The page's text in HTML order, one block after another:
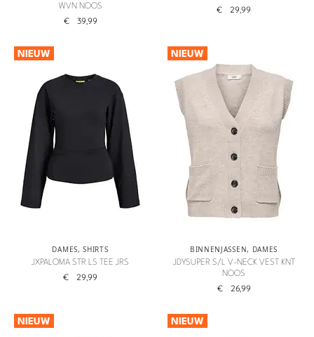
WVN NOOS
€ 39,99
€ 29,99
NIEUW
DAMES,SHIRTS
JXPALOMA STR LS TEE JRS
€ 29,99
NIEUW
BINNENJASSEN, DAMES
JDYSUPER S/L V-NECK VEST KNT
NOOS
€ 26,99
NIEUW NIEUW